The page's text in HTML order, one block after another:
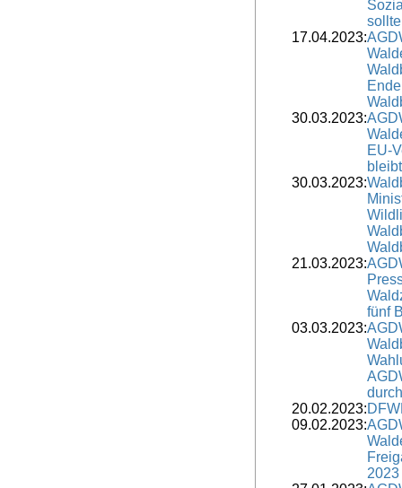
17.04.2023:
30.03.2023:
EU-
30.03.2023:
21.03.2023:
fünf
03.03.2023:
20.02.2023:
09.02.2023:
2023